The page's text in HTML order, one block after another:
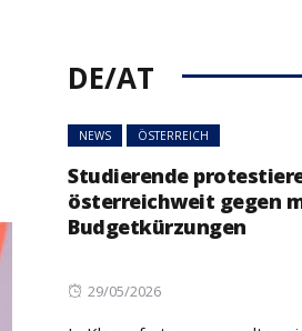
DE/AT
NEWS ÖSTERREICH
Studierende
österreichweit gegen
Budgetkürzungen
Posted
29/05/2026